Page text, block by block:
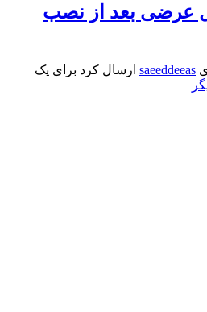
عرضی بعد از نصب
saeeddeeas ارسال کرد برای یک